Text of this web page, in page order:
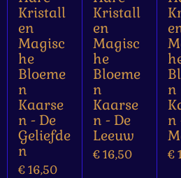
Kristall
en
Magisc
he
Bloeme
n
Kaarse
n - De
Geliefde
n
€ 16,50
Kristall
en
Magisc
he
Bloeme
n
Kaarse
n - De
Leeuw
€ 16,50
n
n
€